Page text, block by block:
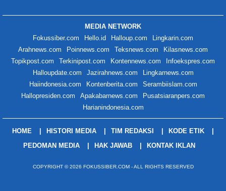
MEDIA NETWORK
Fokussiber.com
Hello.id Halloup.com
Lingkarin.com
Arahnews.com
Poinnews.com Teksnews.com
Kilasnews.com
Topikpost.com
Terkinipost.com Kontennews.com
Infoekspres.com
Halloupdate.com
Jazirahnews.com
Lingkarnews.com
Haiindonesia.com
Kontenberita.com
Serambiislam.com
Hallopresiden.com
Apakabarnews.com
Pusatsiaranpers.com
Harianindonesia.com
HOME HISTORI MEDIA TIM REDAKSI
KODE ETIK
PEDOMAN MEDIA
HAK JAWAB KONTAK IKLAN
COPYRIGHT © 2026 FOKUSSIBER.COM - ALL RIGHTS RESERVED